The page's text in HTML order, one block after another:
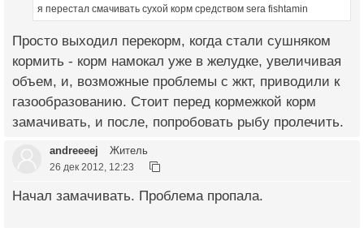
я перестал смачивать сухой корм средством sera fishtamin
Просто выходил перекорм, когда стали сушняком
кормить - корм намокал уже в желудке, увеличивая
объем, и, возможные проблемы с жкт, приводили к
газообразованию. Стоит перед кормежкой корм
замачивать, и после, попробовать рыбу пролечить.
andreeeej Житель
26 дек 2012, 12:23
Начал замачивать. Проблема пропала.